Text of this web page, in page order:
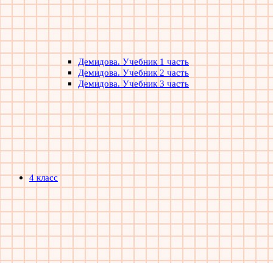
Демидова. Учебник 1 часть
Демидова. Учебник 2 часть
Демидова. Учебник 3 часть
4 класс